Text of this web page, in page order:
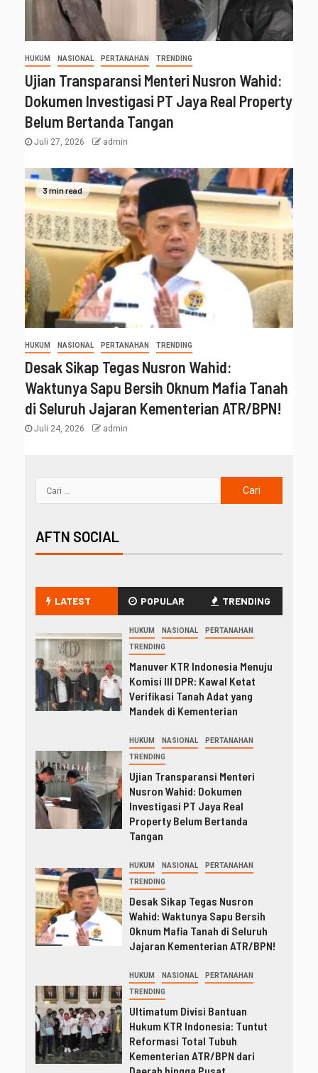
HUKUM NASIONAL PERTANAHAN TRENDING
Ujian Transparansi Menteri Nusron Wahid:
Dokumen Investigasi PT Jaya Real Property
Belum Bertanda Tangan
Juli 27, 2026 admin
3 min read
HUKUM NASIONAL PERTANAHAN TRENDING
Desak Sikap Tegas Nusron Wahid:
Waktunya Sapu Bersih Oknum Mafia Tanah
di Seluruh Jajaran Kementerian ATR/BPN!
Juli 24, 2026 admin
AFTN SOCIAL
LATEST POPULAR TRENDING
HUKUM NASIONAL PERTANAHAN
TRENDING
Manuver KTR Indonesia Menuju
Komisi III DPR: Kawal Ketat
Verifikasi Tanah Adat yang
Mandek di Kementerian
HUKUM NASIONAL PERTANAHAN
TRENDING
Ujian Transparansi Menteri
Nusron Wahid: Dokumen
Investigasi PT Jaya Real
Property Belum Bertanda
Tangan
HUKUM NASIONAL PERTANAHAN
TRENDING
Desak Sikap Tegas Nusron
Wahid: Waktunya Sapu Bersih
Oknum Mafia Tanah di Seluruh
Jajaran Kementerian ATR/BPN!
HUKUM NASIONAL PERTANAHAN
TRENDING
Ultimatum Divisi Bantuan
Hukum KTR Indonesia: Tuntut
Reformasi Total Tubuh
Kementerian ATR/BPN dari